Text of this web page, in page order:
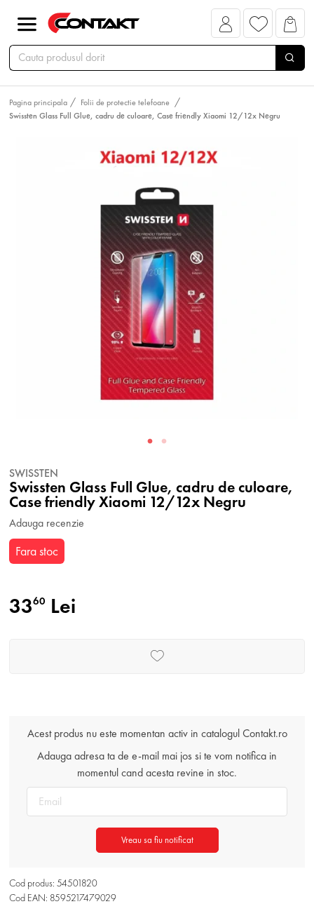
Pagina principala
Folii de protectie telefoane
Swissten Glass Full Glue, cadru de culoare, Case friendly Xiaomi 12/12x Negru
SWISSTEN
Swissten Glass Full Glue, cadru de culoare,
Case friendly Xiaomi 12/12x Negru
Adauga recenzie
Fara stoc
3360 Lei
Acest produs nu este momentan activ in catalogul Contakt.ro
Adauga adresa ta de e-mail mai jos si te vom notifica in
momentul cand acesta revine in stoc.
Vreau sa fiu notificat
Cod produs: 54501820
Cod EAN: 8595217479029